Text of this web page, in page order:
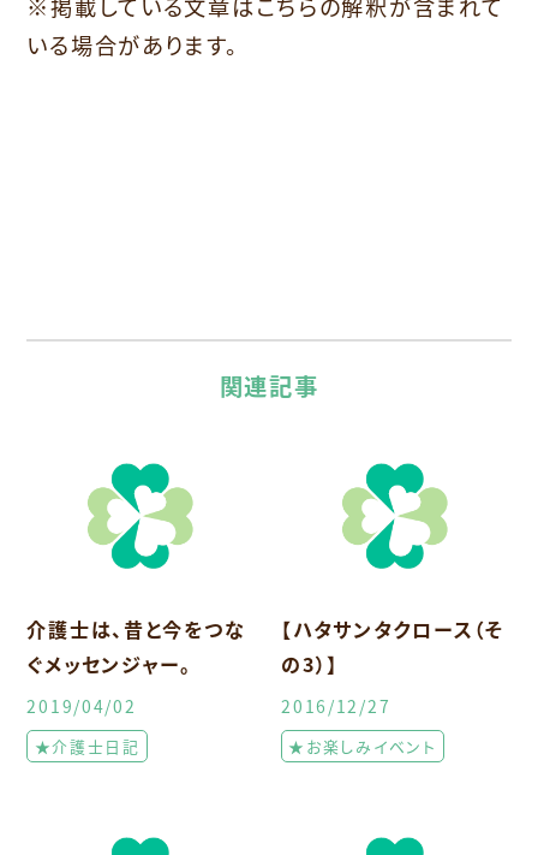
いる場合があります。
関連記事
介護士は、昔と今をつな
ぐメッセンジャー。
2019/04/02
★介護士日記
【ハタサンタクロース（そ
の3）】
2016/12/27
★お楽しみイベント